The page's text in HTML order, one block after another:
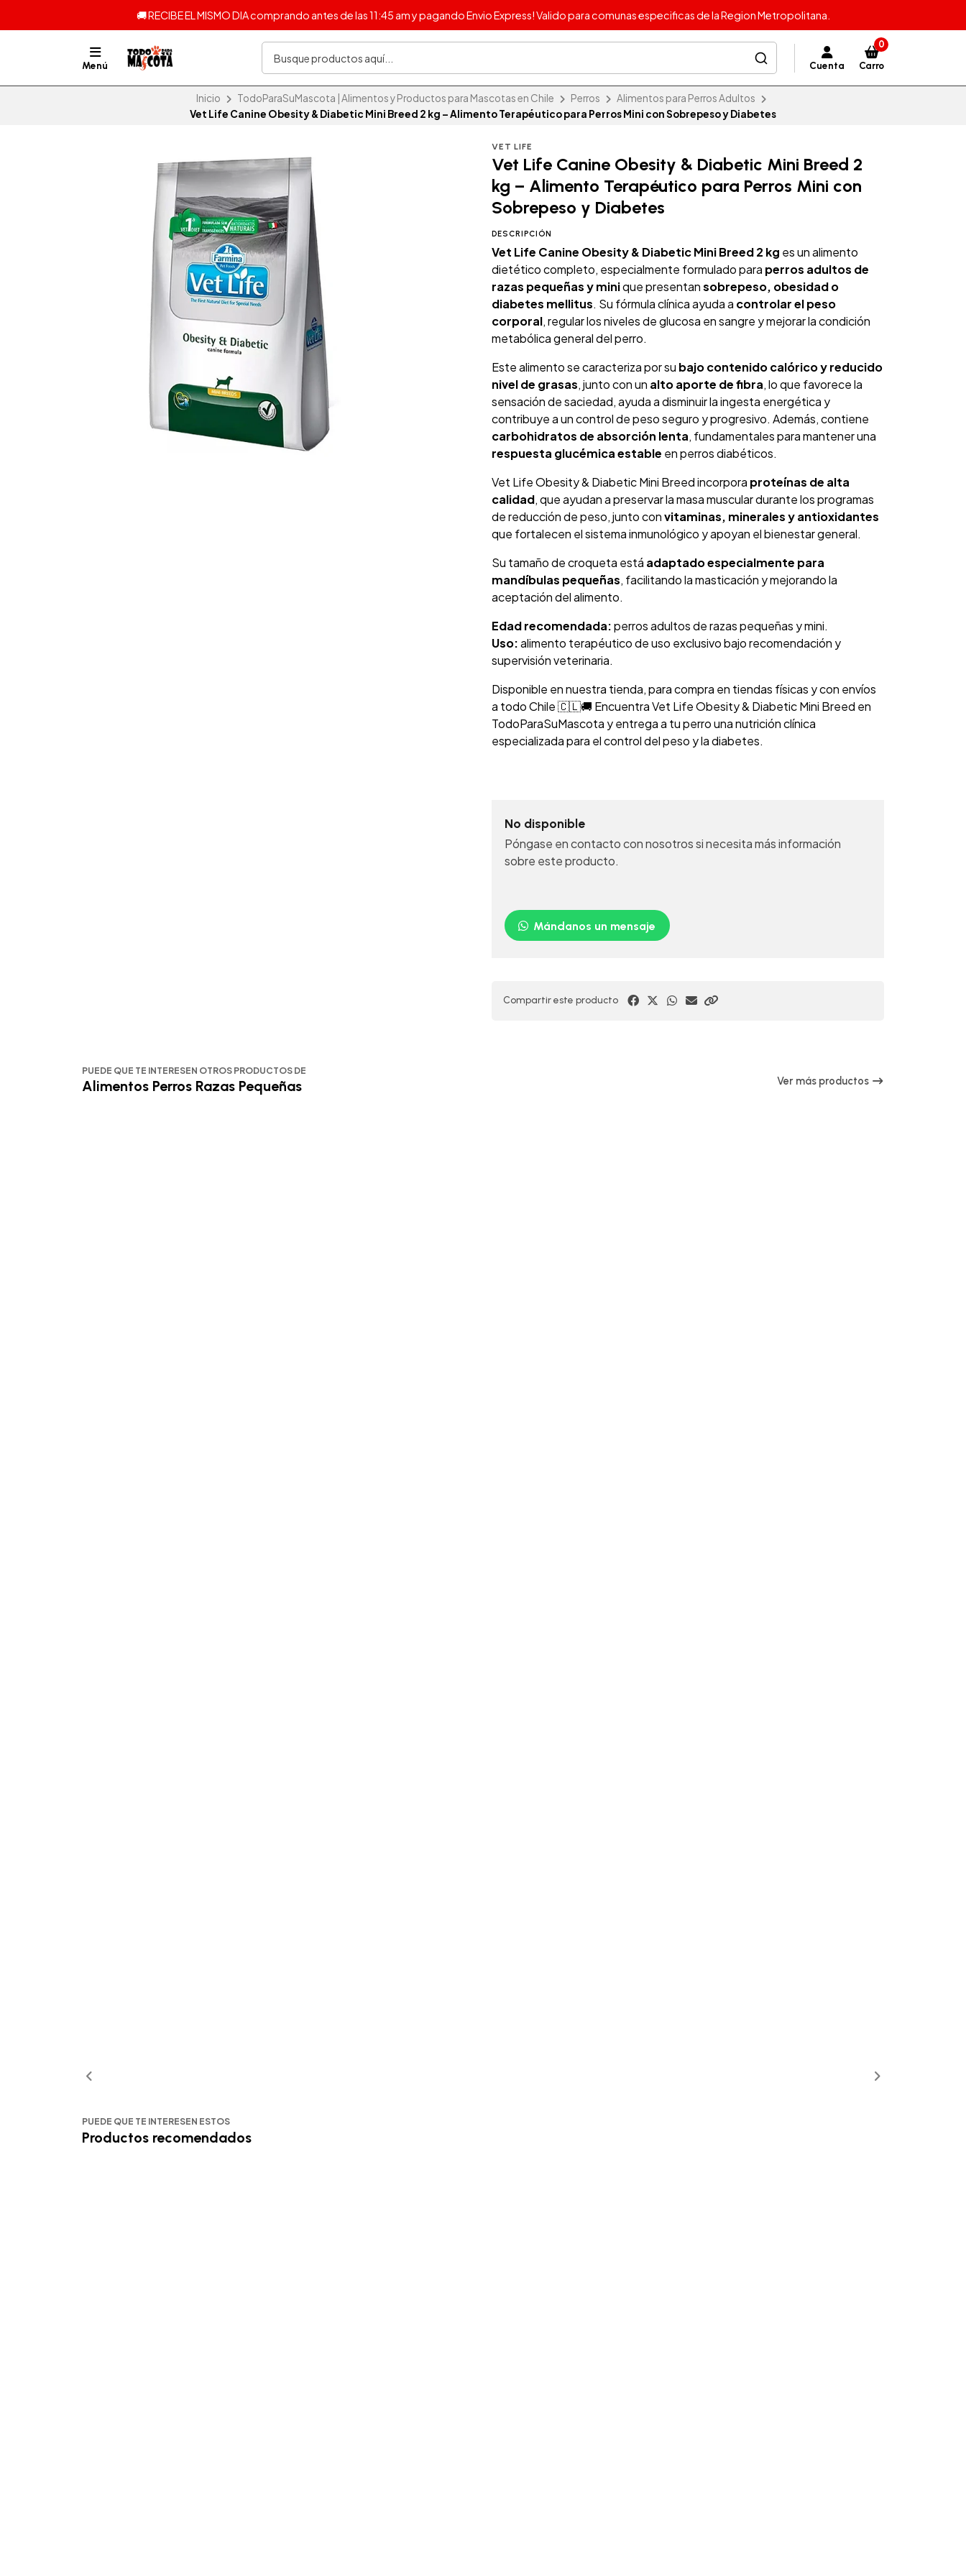
🚚 RECIBE EL MISMO DIA comprando antes de las 11:45 am y pagando Envio Express! Valido para comunas especificas de la Region Metropolitana.
Menú Cuenta
0
Carro
Inicio TodoParaSuMascota | Alimentos y Productos para Mascotas en Chile Perros
Alimentos para Perros Adultos
Vet Life Canine Obesity & Diabetic Mini Breed 2 kg – Alimento Terapéutico para Perros Mini con Sobrepeso y Diabetes
VET LIFE
Vet Life Canine Obesity & Diabetic Mini Breed 2
kg – Alimento Terapéutico para Perros Mini con
Sobrepeso y Diabetes
DESCRIPCIÓN
Vet Life Canine Obesity & Diabetic Mini Breed 2 kg es un alimento
dietético completo, especialmente formulado para perros adultos de
razas pequeñas y minique presentansobrepeso, obesidad o
diabetes mellitus. Su fórmula clínica ayuda a controlar el peso
corporal, regular los niveles de glucosa en sangre y mejorar la condición
metabólica general del perro.
Este alimento se caracteriza por su bajo contenido calórico y reducido
nivel de grasas, junto con un alto aporte de fibra, lo que favorece la
sensación de saciedad, ayuda a disminuir la ingesta energética y
contribuye a un control de peso seguro y progresivo. Además, contiene
carbohidratos de absorción lenta, fundamentales para mantener una
respuesta glucémica estable en perros diabéticos.
Vet Life Obesity & Diabetic Mini Breed incorpora proteínas de alta
calidad, que ayudan a preservar la masa muscular durante los programas
de reducción de peso, junto convitaminas, minerales y antioxidantes
que fortalecen el sistema inmunológico y apoyan el bienestar general.
Su tamaño de croqueta está adaptado especialmente para
mandíbulas pequeñas, facilitando la masticación y mejorando la
aceptación del alimento.
Edad recomendada:perros adultos de razas pequeñas y mini.
Uso:alimento terapéutico de uso exclusivo bajo recomendación y
supervisión veterinaria.
Disponible en nuestra tienda, para compra en tiendas físicas y con envíos
a todo Chile 🇨🇱🚚 Encuentra Vet Life Obesity & Diabetic Mini Breed en
TodoParaSuMascota y entrega a tu perro una nutrición clínica
especializada para el control del peso y la diabetes.
No disponible
Póngase en contacto con nosotros si necesita más información
sobre este producto.
Mándanos un mensaje
Compartir este producto
PUEDE QUE TE INTERESEN OTROS PRODUCTOS DE
Alimentos Perros Razas Pequeñas Ver más productos
PUEDE QUE TE INTERESEN ESTOS
Productos recomendados